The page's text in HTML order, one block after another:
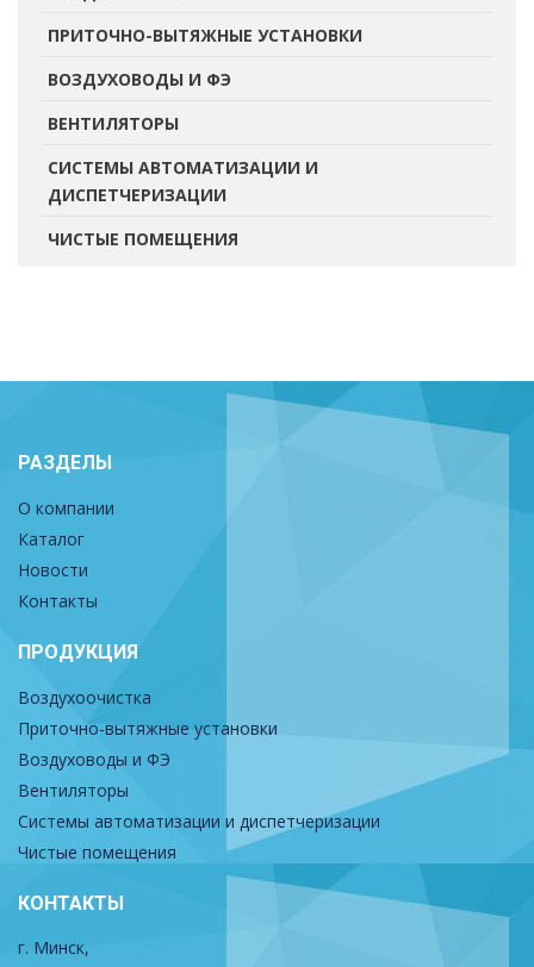
ПРИТОЧНО-ВЫТЯЖНЫЕ УСТАНОВКИ
ВОЗДУХОВОДЫ И ФЭ
ВЕНТИЛЯТОРЫ
СИСТЕМЫ АВТОМАТИЗАЦИИ И
ДИСПЕТЧЕРИЗАЦИИ
ЧИСТЫЕ ПОМЕЩЕНИЯ
РАЗДЕЛЫ
О компании
Каталог
Новости
Контакты
ПРОДУКЦИЯ
Воздухоочистка
Приточно-вытяжные установки
Воздуховоды и ФЭ
Вентиляторы
Системы автоматизации и диспетчеризации
Чистые помещения
КОНТАКТЫ
г. Минск,